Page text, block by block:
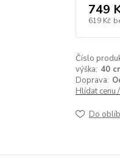
749
619 Kč
Číslo
výška: 40
Doprava:
Hlídat cenu
Do